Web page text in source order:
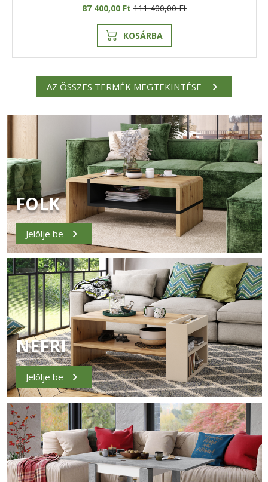
87 400,00 Ft 111 400,00 Ft
KOSÁRBA
AZ ÖSSZES TERMÉK MEGTEKINTÉSE
FOLK
Jelölje be
NEFRI
Jelölje be